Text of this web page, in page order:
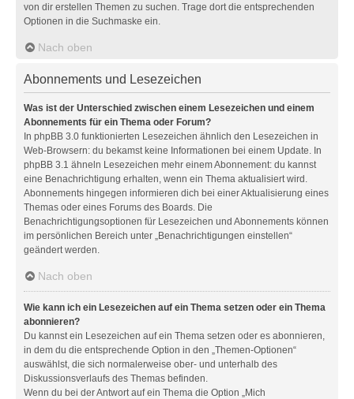
von dir erstellen Themen zu suchen. Trage dort die entsprechenden
Optionen in die Suchmaske ein.
Nach oben
Abonnements und Lesezeichen
Was ist der Unterschied zwischen einem Lesezeichen und einem
Abonnements für ein Thema oder Forum?
In phpBB 3.0 funktionierten Lesezeichen ähnlich den Lesezeichen in
Web-Browsern: du bekamst keine Informationen bei einem Update. In
phpBB 3.1 ähneln Lesezeichen mehr einem Abonnement: du kannst
eine Benachrichtigung erhalten, wenn ein Thema aktualisiert wird.
Abonnements hingegen informieren dich bei einer Aktualisierung eines
Themas oder eines Forums des Boards. Die
Benachrichtigungsoptionen für Lesezeichen und Abonnements können
im persönlichen Bereich unter „Benachrichtigungen einstellen“
geändert werden.
Nach oben
Wie kann ich ein Lesezeichen auf ein Thema setzen oder ein Thema
abonnieren?
Du kannst ein Lesezeichen auf ein Thema setzen oder es abonnieren,
in dem du die entsprechende Option in den „Themen-Optionen“
auswählst, die sich normalerweise ober- und unterhalb des
Diskussionsverlaufs des Themas befinden.
Wenn du bei der Antwort auf ein Thema die Option „Mich